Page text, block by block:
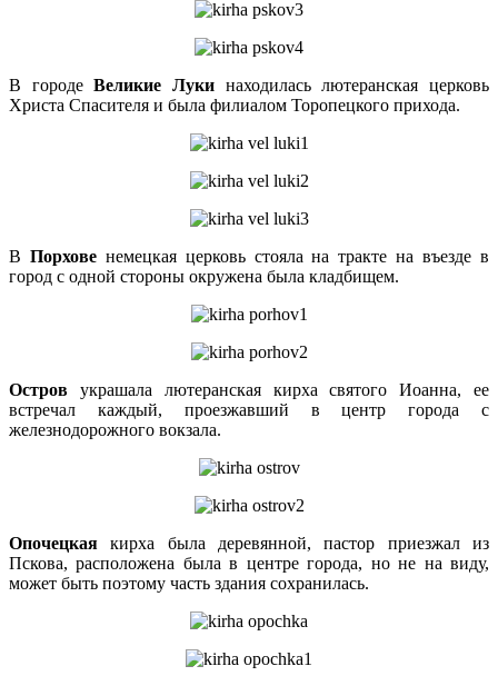
В городеВеликие Луки находилась лютеранская церковь
Христа Спасителя и была филиалом Торопецкого прихода.
В Порховенемецкая церковь стояла на тракте на въезде в
город с одной стороны окружена была кладбищем.
Остров украшала лютеранская кирха святого Иоанна, ее
встречал каждый, проезжавший в центр города с
железнодорожного вокзала.
Опочецкая кирха была деревянной, пастор приезжал из
Пскова, расположена была в центре города, но не на виду,
может быть поэтому часть здания сохранилась.